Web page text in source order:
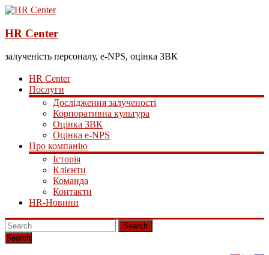
HR Center
залученість персоналу, e-NPS, оцінка ЗВК
HR Center
Послуги
Дослідження залученості
Корпоративна культура
Оцінка ЗВК
Оцінка e-NPS
Про компанію
Історія
Клієнти
Команда
Контакти
HR-Новини
Search